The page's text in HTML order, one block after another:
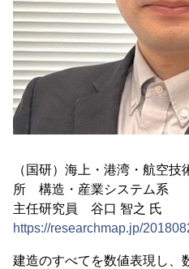
（国研）海上・港湾・航空
所 構造・産業システム系
主任研究員 谷口 智之 氏
https://researchmap.jp/
建造のすべてを数値表現し、